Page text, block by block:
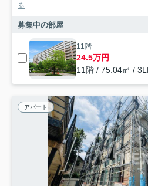
る
募集中の部屋
11階
24.5万円
11階 / 75.04㎡ /
アパート